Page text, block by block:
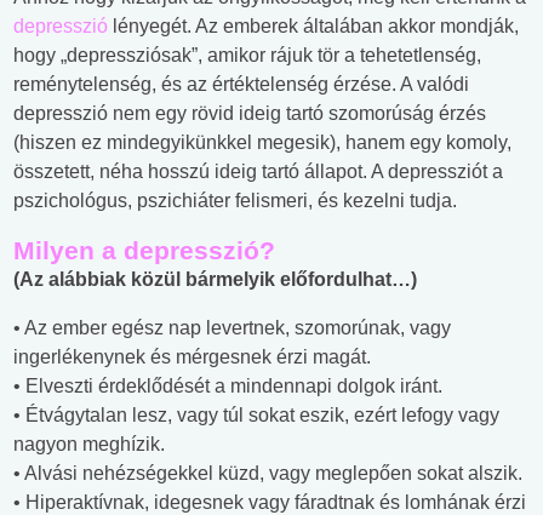
depresszió lényegét. Az emberek általában akkor mondják,
hogy „depressziósak”, amikor rájuk tör a tehetetlenség,
reménytelenség, és az értéktelenség érzése. A valódi
depresszió nem egy rövid ideig tartó szomorúság érzés
(hiszen ez mindegyikünkkel megesik), hanem egy komoly,
összetett, néha hosszú ideig tartó állapot. A depressziót a
pszichológus, pszichiáter felismeri, és kezelni tudja.
Milyen a depresszió?
(Az alábbiak közül bármelyik előfordulhat…)
• Az ember egész nap levertnek, szomorúnak, vagy
ingerlékenynek és mérgesnek érzi magát.
• Elveszti érdeklődését a mindennapi dolgok iránt.
• Étvágytalan lesz, vagy túl sokat eszik, ezért lefogy vagy
nagyon meghízik.
• Alvási nehézségekkel küzd, vagy meglepően sokat alszik.
• Hiperaktívnak, idegesnek vagy fáradtnak és lomhának érzi